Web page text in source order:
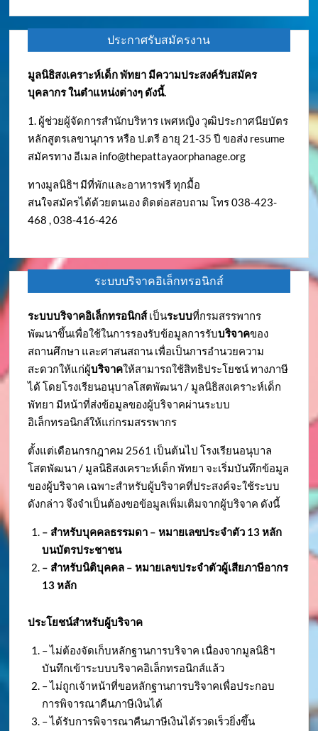
ประกาศรับสมัครงาน
มูลนิธิสงเคราะห์เด็ก พัทยา มีความประสงค์รับสมัคร
บุคลากร ในตำแหน่งต่างๆ ดังนี้.
1. ผู้ช่วยผู้จัดการสำนักบริหาร เพศหญิง วุฒิประกาศนียบัตร
หลักสูตรเลขานุการ หรือ ป.ตรี อายุ 21-35 ปี ขอส่ง resume
สมัครทาง อีเมล info@thepattayaorphanage.org
ทางมูลนิธิฯ มีที่พักและอาหารฟรี ทุกมื้อ
สนใจสมัครได้ด้วยตนเอง ติดต่อสอบถาม โทร 038-423-
468 , 038-416-426
ระบบบริจาคอิเล็กทรอนิกส์
ระบบบริจาคอิเล็กทรอนิกส์เป็นระบบที่กรมสรรพากร
พัฒนาขึ้นเพื่อใช้ในการรองรับข้อมูลการรับบริจาคของ
สถานศึกษา และศาสนสถาน เพื่อเป็นการอำนวยความ
สะดวกให้แก่ผู้บริจาคให้สามารถใช้สิทธิประโยชน์ ทางภาษี
ได้ โดยโรงเรียนอนุบาลโสตพัฒนา / มูลนิธิสงเคราะห์เด็ก
พัทยา มีหน้าที่ส่งข้อมูลของผู้บริจาคผ่านระบบ
อิเล็กทรอนิกส์ให้แก่กรมสรรพากร
ตั้งแต่เดือนกรกฎาคม 2561 เป็นต้นไป โรงเรียนอนุบาล
โสตพัฒนา / มูลนิธิสงเคราะห์เด็ก พัทยา จะเริ่มบันทึกข้อมูล
ของผู้บริจาค เฉพาะสำหรับผู้บริจาคที่ประสงค์จะใช้ระบบ
ดังกล่าว จึงจำเป็นต้องขอข้อมูลเพิ่มเติมจากผู้บริจาค ดังนี้
– สำหรับบุคคลธรรมดา – หมายเลขประจำตัว 13 หลัก
บนบัตรประชาชน
– สำหรับนิติบุคคล – หมายเลขประจำตัวผู้เสียภาษีอากร
13 หลัก
ประโยชน์สำหรับผู้บริจาค
– ไม่ต้องจัดเก็บหลักฐานการบริจาค เนื่องจากมูลนิธิฯ
บันทึกเข้าระบบบริจาคอิเล็กทรอนิกส์แล้ว
– ไม่ถูกเจ้าหน้าที่ขอหลักฐานการบริจาคเพื่อประกอบ
การพิจารณาคืนภาษีเงินได้
– ได้รับการพิจารณาคืนภาษีเงินได้รวดเร็วยิ่งขึ้น